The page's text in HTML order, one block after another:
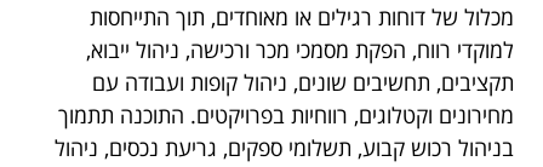
מכלול של דוחות רגילים או מאוחדים, תוך התייחסות
למוקדי רווח, הפקת מסמכי מכר ורכישה, ניהול ייבוא,
תקציבים, תחשיבים שונים, ניהול קופות ועבודה עם
מחירונים וקטלוגים, רווחיות בפרויקטים. התוכנה תתמוך
בניהול רכוש קבוע, תשלומי ספקים, גריעת נכסים, ניהול